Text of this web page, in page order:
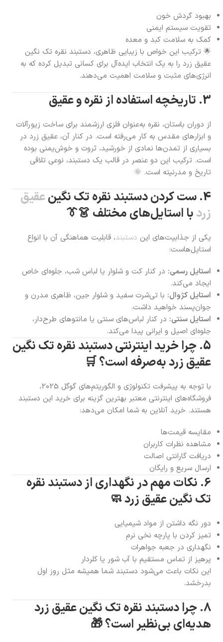
بهبود گردش خون
تقویت سیستم ایمنی
کمک به سلامت کبد و معده
🌟 ترکیب این خواص با زیبایی ظاهری، دستبند نقره تک نگین
عقیق زرد را به یک انتخاب ایده‌آل برای کسانی تبدیل کرده که به
انرژی‌های مثبت و سلامت اهمیت می‌دهند.
3. تاریخچه استفاده از نقره و عقیق
از دوران باستان، نقره به‌عنوان فلزی ارزشمند برای ساخت زیورآلات
و ابزارهای مقدس به کار می‌رفته است. در کنار آن، عقیق زرد در
بسیاری از تمدن‌ها نمادی از خورشید، ثروت و خوش‌یمنی بوده
است. ترکیب این دو عنصر در قالب یک دستبند، نوعی تلاقی
تاریخ و مدرنیته است. 🌞
4. ست کردن دستبند نقره تک نگین
عقیق
زردبا استایل‌های مختلف 👗👔
یکی از جذابیت‌های این دستبند، قابلیت هماهنگی آن با انواع
استایل‌هاست:
استایل رسمی: در کنار کت و شلوار یا لباس شب، جلوه‌ای خاص
ایجاد می‌کند.
استایل کژوال: با تی‌شرت سفید و شلوار جین، ظاهری مدرن و
جوان‌پسند خواهید داشت.
استایل سنتی: در کنار لباس‌های سنتی یا مانتوهای طرح‌دار،
جلوه‌ای اصیل و ایرانی پیدا می‌کند.
5. چرا خرید اینترنتی دستبند نقره تک نگین
عقیق زرد به‌صرفه است؟ 🛒
با توجه به پیشرفت تکنولوژی و الگوریتم‌های گوگل 2025،
فروشگاه‌های اینترنتی معتبر بهترین گزینه برای خرید این دستبند
هستند. خرید آنلاین به شما امکان می‌دهد:
مقایسه قیمت‌ها
مشاهده نظرات کاربران
دریافت گارانتی اصالت
ارسال سریع و رایگان
6. نکات مهم در نگهداری از دستبند نقره
تک نگین عقیق زرد 🧼
دور نگه داشتن از مواد شیمیایی
تمیز کردن با پارچه نخی نرم
نگهداری در جعبه جواهرات
پرهیز از تماس مستقیم با آب شور یا کلردار
این نکات باعث می‌شود دستبند شما همیشه مثل روز اول
بدرخشد.
8. چرا دستبند نقره تک نگین عقیق زرد
هدیه‌ای بی‌نظیر است؟ 🎁